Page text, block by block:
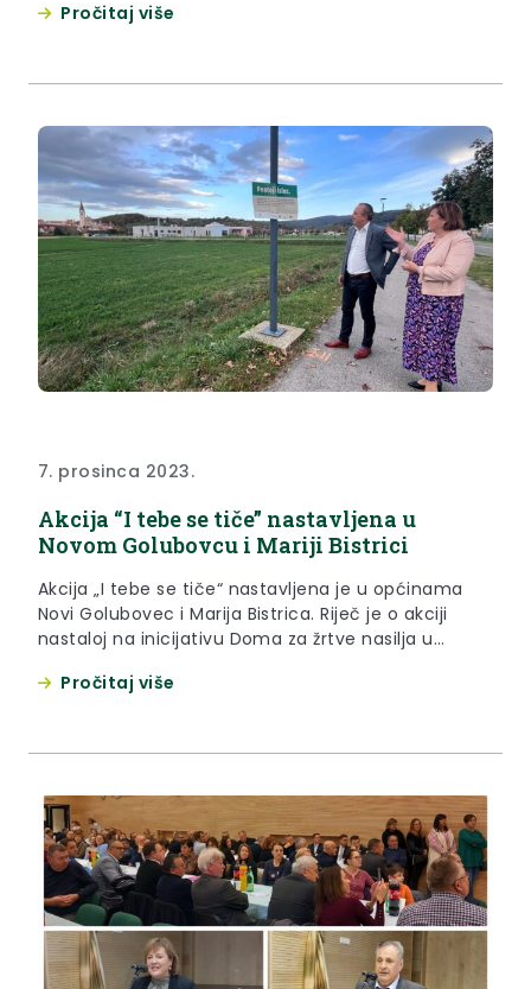
prema ruralnim krajevima, ali i da se zdravstveni
Pročitaj više
7. prosinca 2023.
Akcija “I tebe se tiče” nastavljena u
Novom Golubovcu i Mariji Bistrici
Akcija „I tebe se tiče“ nastavljena je u općinama
Novi Golubovec i Marija Bistrica. Riječ je o akciji
nastaloj na inicijativu Doma za žrtve nasilja u
zagorske županije, s ciljem jačanja senzibiliteta
Pročitaj više